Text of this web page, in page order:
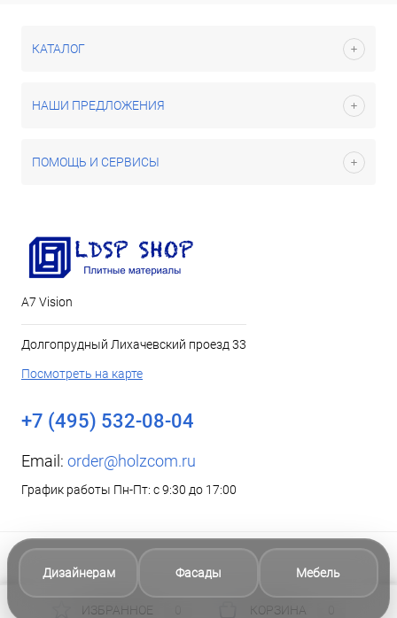
КАТАЛОГ
НАШИ ПРЕДЛОЖЕНИЯ
ПОМОЩЬ И СЕРВИСЫ
А7 Vision
Долгопрудный Лихачевский проезд 33
Посмотреть на карте
+7 (495) 532-08-04
Email: order@holzcom.ru
График работы Пн-Пт: с 9:30 до 17:00
ИЗБРАННОЕ КОРЗИНА
Дизайнерам Фасады Мебель